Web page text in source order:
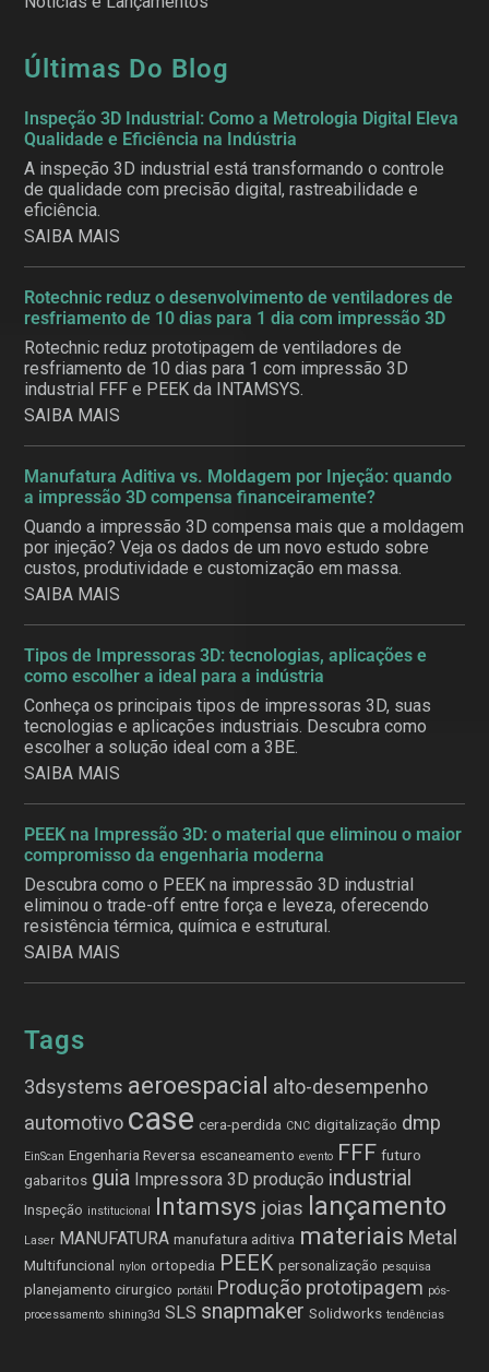
Últimas Do Blog
Inspeção 3D Industrial: Como a Metrologia Digital Eleva
Qualidade e Eficiência na Indústria
A inspeção 3D industrial está transformando o controle
de qualidade com precisão digital, rastreabilidade e
eficiência.
SAIBA MAIS
Rotechnic reduz o desenvolvimento de ventiladores de
resfriamento de 10 dias para 1 dia com impressão 3D
Rotechnic reduz prototipagem de ventiladores de
resfriamento de 10 dias para 1 com impressão 3D
industrial FFF e PEEK da INTAMSYS.
SAIBA MAIS
Manufatura Aditiva vs. Moldagem por Injeção: quando
a impressão 3D compensa financeiramente?
Quando a impressão 3D compensa mais que a moldagem
por injeção? Veja os dados de um novo estudo sobre
custos, produtividade e customização em massa.
SAIBA MAIS
Tipos de Impressoras 3D: tecnologias, aplicações e
como escolher a ideal para a indústria
Conheça os principais tipos de impressoras 3D, suas
tecnologias e aplicações industriais. Descubra como
escolher a solução ideal com a 3BE.
SAIBA MAIS
PEEK na Impressão 3D: o material que eliminou o maior
compromisso da engenharia moderna
Descubra como o PEEK na impressão 3D industrial
eliminou o trade-off entre força e leveza, oferecendo
resistência térmica, química e estrutural.
SAIBA MAIS
Tags
3dsystems aeroespacial alto-desempenho
automotivo case cera-perdida CNC digitalização dmp
EinScan Engenharia Reversa escaneamento evento FFF futuro
gabaritos guia Impressora 3D produção industrial
Inspeção institucional Intamsys joias lançamento
Laser MANUFATURA manufatura aditiva materiais Metal
Multifuncional nylon ortopedia PEEK personalização pesquisa
planejamento cirurgico portátil Produção prototipagem pós-
processamento shining3d SLS snapmaker Solidworks tendências